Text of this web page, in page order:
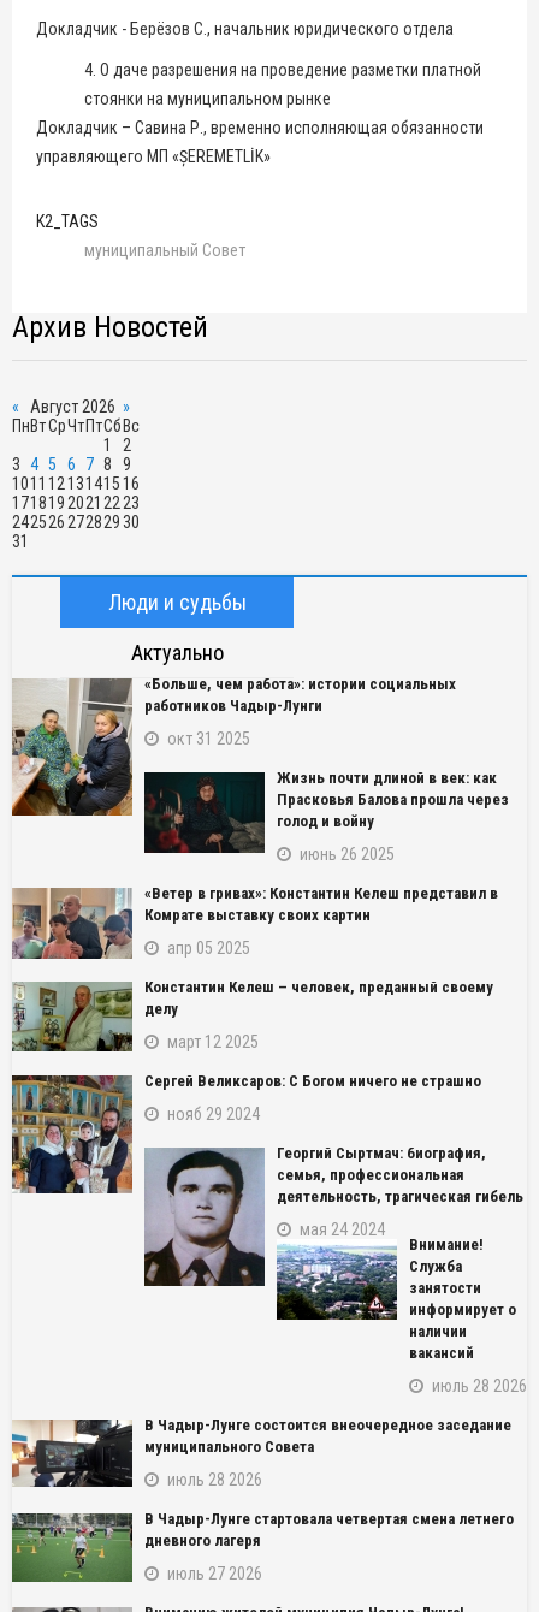
Докладчик - Берёзов С., начальник юридического отдела
4. О даче разрешения на проведение разметки платной
стоянки на муниципальном рынке
Докладчик – Савина Р., временно исполняющая обязанности
управляющего МП «ȘEREMETLİK»
K2_TAGS
муниципальный Совет
Архив Новостей
« Август 2026 »
ПнВтСрЧтПтСб Вс
1
2
3 4 5 6 7 8
9
1011 1213141516
1718192021 2223
24252627282930
31
Люди и судьбы
Актуально
«Больше, чем работа»: истории социальных
работников Чадыр-Лунги
окт 31 2025
Жизнь почти длиной в век: как
Прасковья Балова прошла через
голод и войну
июнь 26 2025
«Ветер в гривах»: Константин Келеш представил в
Комрате выставку своих картин
апр 05 2025
Константин Келеш – человек, преданный своему
делу
март 12 2025
Сергей Великсаров: С Богом ничего не страшно
нояб 29 2024
Георгий Сыртмач: биография,
семья, профессиональная
деятельность, трагическая гибель
мая 24 2024
Внимание!
Служба
занятости
информирует о
наличии
вакансий
июль 28 2026
В Чадыр-Лунге состоится внеочередное заседание
муниципального Совета
июль 28 2026
В Чадыр-Лунге стартовала четвертая смена летнего
дневного лагеря
июль 27 2026